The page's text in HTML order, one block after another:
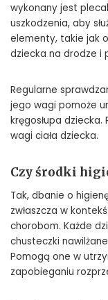
wykonany jest
uszkodzenia, aby
elementy, takie jak
dziecka na drodze i
Regularne
jego wagi pomoże
kręgosłupa dziecka.
wagi ciała dziecka.
Czy środki
Tak, dbanie o
zwłaszcza w
chorobom. Każde
chusteczki
Pomogą one w
zapobieganiu